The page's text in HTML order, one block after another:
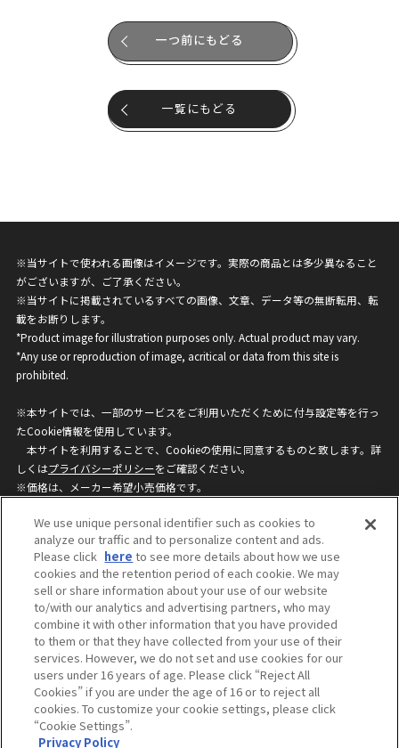
一つ前にもどる
一覧にもどる
※当サイトで使われる画像はイメージです。実際の商品とは多少異なること
がございますが、ご了承ください。
※当サイトに掲載されているすべての画像、文章、データ等の無断転用、転
載をお断りします。
*Product image for illustration purposes only. Actual product may vary.
*Any use or reproduction of image, acritical or data from this site is
prohibited.
※本サイトでは、一部のサービスをご利用いただくために付与設定等を行っ
たCookie情報を使用しています。
本サイトを利用することで、Cookieの使用に同意するものと致します。詳
しくはプライバシーポリシーをご確認ください。
※価格は、メーカー希望小売価格です。
ざいますのでご了承ください。
privacypolicy
Do Not Sell or Share My
Personal Information
ウェブサイトご利用条件
ソーシャルメディアポリシー
個人情報保護方針
お問い合わせ
©BANDAI
We use unique personal identifier such as cookies to
analyze our traffic and to personalize content and ads.
Please click here to see more details about how we use
cookies and the retention period of each cookie. We may
sell or share information about your use of our website
to/with our analytics and advertising partners, who may
combine it with other information that you have provided
to them or that they have collected from your use of their
services. However, we do not set and use cookies for our
users under 16 years of age. Please click “Reject All
Cookies” if you are under the age of 16 or to reject all
cookies. To customize your cookie settings, please click
“Cookie Settings”.
Privacy Policy